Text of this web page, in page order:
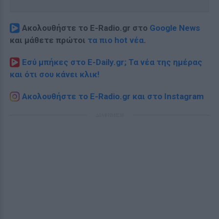
Ακολουθήστε το E-Radio.gr στο Google News
και μάθετε πρώτοι τα πιο hot νέα.
Εσύ μπήκες στο E-Daily.gr; Τα νέα της ημέρας
και ότι σου κάνει κλικ!
Ακολουθήστε το E-Radio.gr και στο Instagram